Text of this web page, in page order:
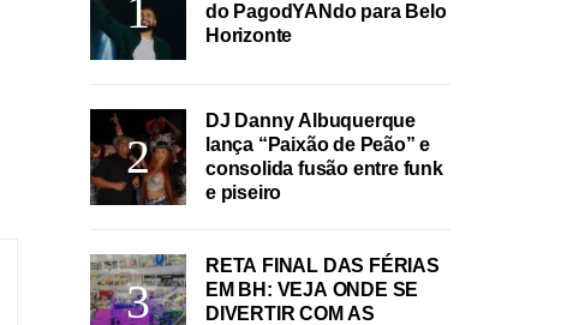
do PagodYANdo para Belo
Horizonte
DJ Danny Albuquerque
lança “Paixão de Peão” e
consolida fusão entre funk
e piseiro
RETA FINAL DAS FÉRIAS
EM BH: VEJA ONDE SE
DIVERTIR COM AS